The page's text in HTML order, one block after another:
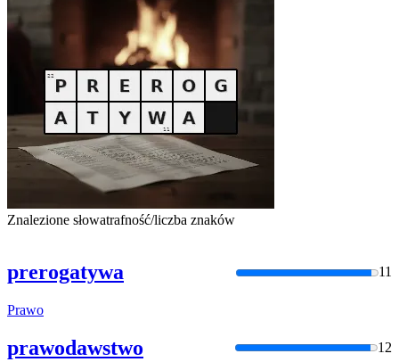
Znalezione słowatrafność/liczba znaków
prerogatywa 11
Prawo
prawodawstwo 12